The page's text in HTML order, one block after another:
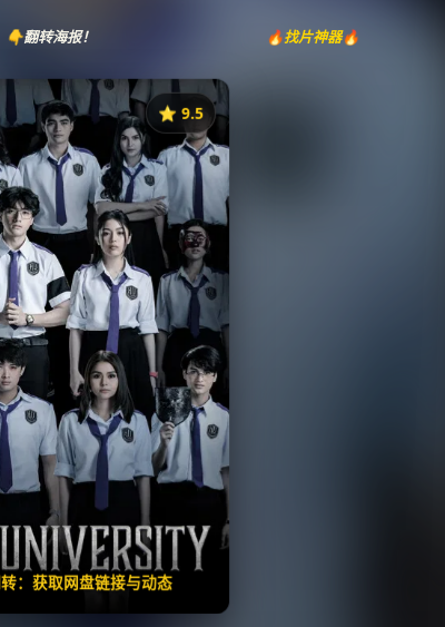
👇翻转海报！ 🔥找片神器🔥
⭐️ 9.5
：获取网盘链接与动态
《Hell University》
：9.5 | 🎬 2026年
📺 连载中
夸克网盘
失效请反馈
🧧️